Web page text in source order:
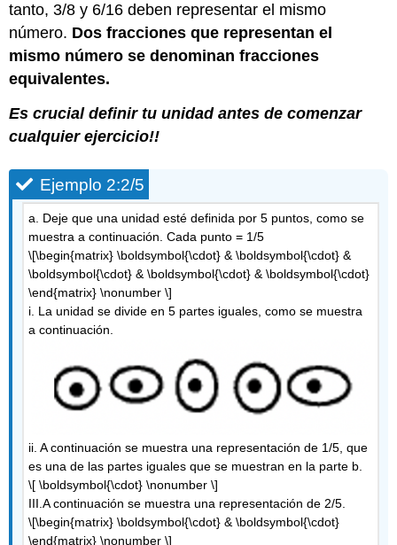
tanto, 3/8 y 6/16 deben representar el mismo
número. Dos fracciones que representan el
mismo número se denominan fracciones
equivalentes.
Es crucial definir tu unidad antes de comenzar
cualquier ejercicio!!
Ejemplo 2:2/5
a. Deje que una unidad esté definida por 5 puntos, como se
muestra a continuación. Cada punto = 1/5
\[\begin{matrix} \boldsymbol{\cdot} & \boldsymbol{\cdot} &
\boldsymbol{\cdot} & \boldsymbol{\cdot} & \boldsymbol{\cdot}
\end{matrix} \nonumber \]
i. La unidad se divide en 5 partes iguales, como se muestra
a continuación.
ii. A continuación se muestra una representación de 1/5, que
es una de las partes iguales que se muestran en la parte b.
\[ \boldsymbol{\cdot} \nonumber \]
III.A continuación se muestra una representación de 2/5.
\[\begin{matrix} \boldsymbol{\cdot} & \boldsymbol{\cdot}
\end{matrix} \nonumber \]